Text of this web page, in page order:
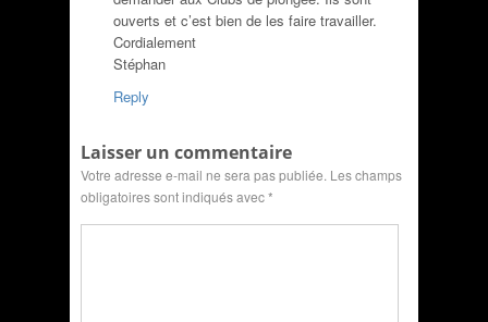
ouverts et c’est bien de les faire travailler.
Cordialement
Stéphan
Reply
Laisser un commentaire
Votre adresse e-mail ne sera pas publiée. Les champs
obligatoires sont indiqués avec*